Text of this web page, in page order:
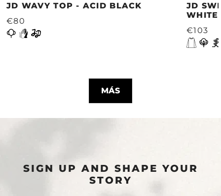
JD WAVY TOP - ACID BLACK
€80
JD
WHITE
€103
MÁS
SIGN UP AND SHAPE YOUR
STORY